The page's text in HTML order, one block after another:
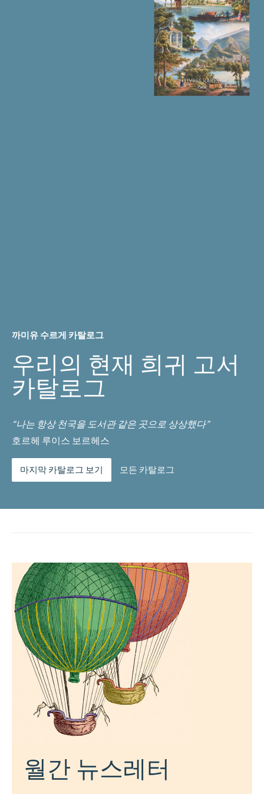
까미유 수르게 카탈로그
우리의 현재 희귀 고서
카탈로그
“나는 항상 천국을 도서관 같은 곳으로 상상했다”
호르헤 루이스 보르헤스
마지막 카탈로그 보기 모든 카탈로그
월간 뉴스레터